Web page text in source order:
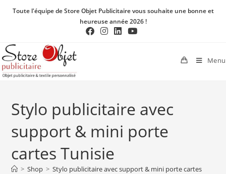
Toute l'équipe de Store Objet Publicitaire vous souhaite une bonne et
heureuse année 2026 !
Menu
Stylo publicitaire avec
support & mini porte
cartes Tunisie
> Shop > Stylo publicitaire avec support & mini porte cartes